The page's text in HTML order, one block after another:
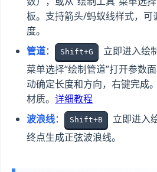
板。支持箭头/蚂蚁线样式，可
度。
管道： Shift+G
立即进入绘
菜单选择“绘制管道”打开参数
动确定长度和方向，右键完成
材质。 详细教程
波浪线： Shift+B
立即进入
终点生成正弦波浪线。